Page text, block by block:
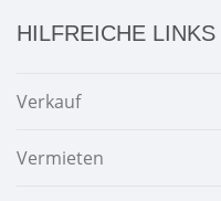
HILFREICHE LINKS
Verkauf
Vermieten